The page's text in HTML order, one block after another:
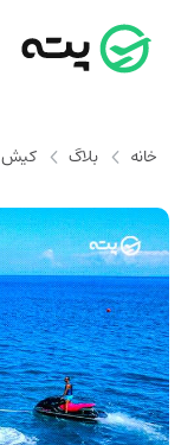
خانه بلاگ کیش